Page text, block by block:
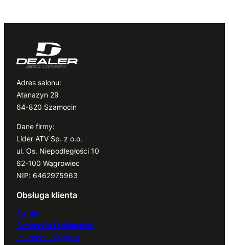
Adres salonu:
Atanazyn 29
64-820 Szamocin
Dane firmy:
Lider ATV Sp. z o.o.
ul. Os. Niepodległości 10
62-100 Wągrowiec
NIP: 6462975963
Obsługa klienta
Zwroty
Gwarancja i reklamacje
Płatności i wysyłka